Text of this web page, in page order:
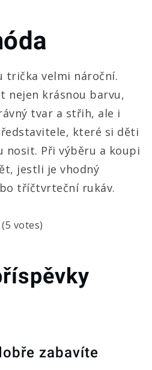
trička velmi nároční.
nejen krásnou barvu,
tvar a střih, ale i
které si děti
nosit. Při výběru a koupi
jestli je vhodný
tříčtvrteční rukáv.
votes)
zabavíte